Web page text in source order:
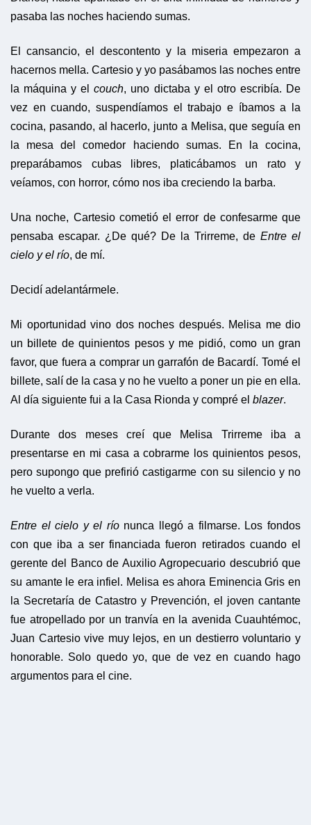
pasaba las noches haciendo sumas.
El cansancio, el descontento y la miseria empezaron a
hacernos mella. Cartesio y yo pasábamos las noches entre
la máquina y elcouch, uno dictaba y el otro escribía. De
vez en cuando, suspendíamos el trabajo e íbamos a la
cocina, pasando, al hacerlo, junto a Melisa, que seguía en
la mesa del comedor haciendo sumas. En la cocina,
preparábamos cubas libres, platicábamos un rato y
veíamos, con horror, cómo nos iba creciendo la barba.
Una noche, Cartesio cometió el error de confesarme que
pensaba escapar. ¿De qué? De la Trirreme, de Entre el
cielo y el río, de mí.
Decidí adelantármele.
Mi oportunidad vino dos noches después. Melisa me dio
un billete de quinientos pesos y me pidió, como un gran
favor, que fuera a comprar un garrafón de Bacardí. Tomé el
billete, salí de la casa y no he vuelto a poner un pie en ella.
Al día siguiente fui a la Casa Rionda y compré el blazer.
Durante dos meses creí que Melisa Trirreme iba a
presentarse en mi casa a cobrarme los quinientos pesos,
pero supongo que prefirió castigarme con su silencio y no
he vuelto a verla.
Entre el cielo y el ríonunca llegó a filmarse. Los fondos
con que iba a ser financiada fueron retirados cuando el
gerente del Banco de Auxilio Agropecuario descubrió que
su amante le era infiel. Melisa es ahora Eminencia Gris en
la Secretaría de Catastro y Prevención, el joven cantante
fue atropellado por un tranvía en la avenida Cuauhtémoc,
Juan Cartesio vive muy lejos, en un destierro voluntario y
honorable. Solo quedo yo, que de vez en cuando hago
argumentos para el cine.